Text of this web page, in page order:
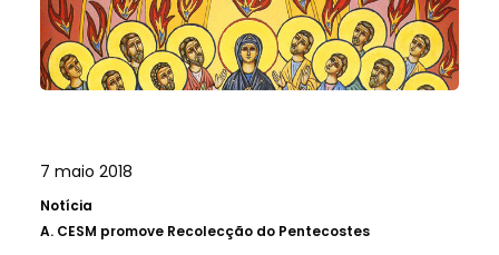
7 maio 2018
Notícia
A. CESM promove Recolecção do Pentecostes